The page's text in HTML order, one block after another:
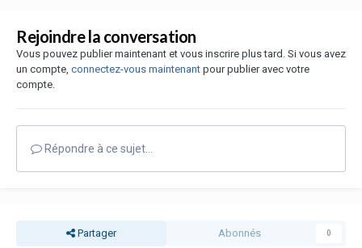
Rejoindre la conversation
Vous pouvez publier maintenant et vous inscrire plus tard. Si vous avez
un compte, connectez-vous maintenant pour publier avec votre
compte.
Répondre à ce sujet…
Partager Abonnés 0